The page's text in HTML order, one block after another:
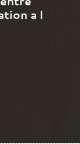
a l